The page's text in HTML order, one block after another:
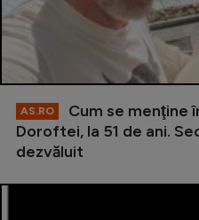
AS.RO
Cum se menţine
Doroftei, la 51 de ani.
dezvăluit